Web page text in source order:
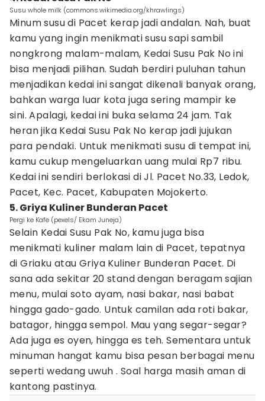
Susu whole milk (commons.wikimedia.org/khrawlings)
Minum susu di Pacet kerap jadi andalan. Nah, buat
kamu yang ingin menikmati susu sapi sambil
nongkrong malam-malam, Kedai Susu Pak No ini
bisa menjadi pilihan. Sudah berdiri puluhan tahun
menjadikan kedai ini sangat dikenali banyak orang,
bahkan warga luar kota juga sering mampir ke
sini. Apalagi, kedai ini buka selama 24 jam. Tak
heran jika Kedai Susu Pak No kerap jadi jujukan
para pendaki. Untuk menikmati susu di tempat ini,
kamu cukup mengeluarkan uang mulai Rp7 ribu.
Kedai ini sendiri berlokasi di Jl. Pacet No.33, Ledok,
Pacet, Kec. Pacet, Kabupaten Mojokerto.
5. Griya Kuliner Bunderan Pacet
Pergi ke Kafe (pexels/ Ekam Juneja)
Selain Kedai Susu Pak No, kamu juga bisa
menikmati kuliner malam lain di Pacet, tepatnya
di Griaku atau Griya Kuliner Bunderan Pacet. Di
sana ada sekitar 20 stand dengan beragam sajian
menu, mulai soto ayam, nasi bakar, nasi babat
hingga gado-gado. Untuk camilan ada roti bakar,
batagor, hingga sempol. Mau yang segar-segar?
Ada juga es oyen, hingga es teh. Sementara untuk
minuman hangat kamu bisa pesan berbagai menu
seperti wedang uwuh . Soal harga masih aman di
kantong pastinya.